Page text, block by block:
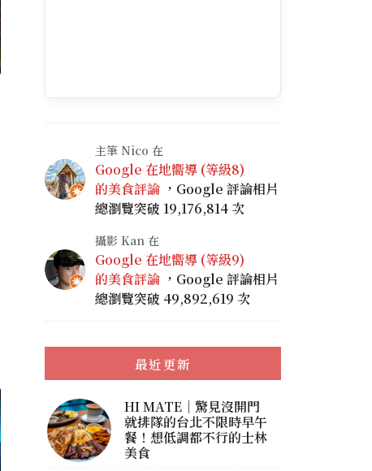
主筆 Nico 在
Google 在地嚮導 (等級8)
的美食評論 ，Google 評論相片
總瀏覽突破 19,176,814 次
攝影 Kan 在
Google 在地嚮導 (等級9)
的美食評論 ，Google 評論相片
總瀏覽突破 49,892,619 次
最近更新
HI MATE｜驚見沒開門
就排隊的台北不限時早午
餐！想低調都不行的士林
美食